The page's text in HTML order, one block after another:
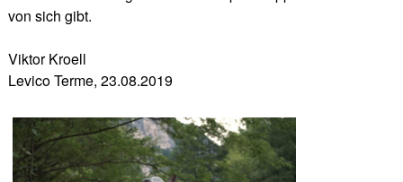
von sich gibt.
Viktor Kroell
Levico Terme, 23.08.2019